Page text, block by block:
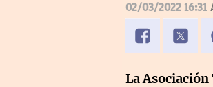
02/03/2022 16:31
La